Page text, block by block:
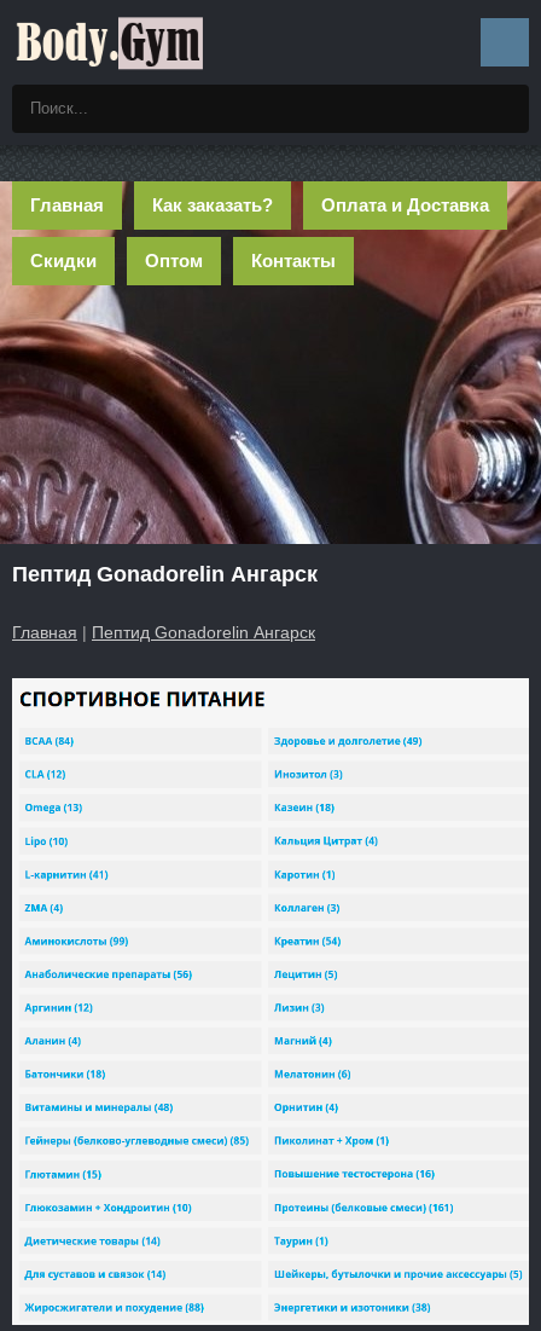
Главная Как заказать? Оплата и Доставка
Скидки Оптом Контакты
Пептид Gonadorelin Ангарск
Главная | Пептид Gonadorelin Ангарск